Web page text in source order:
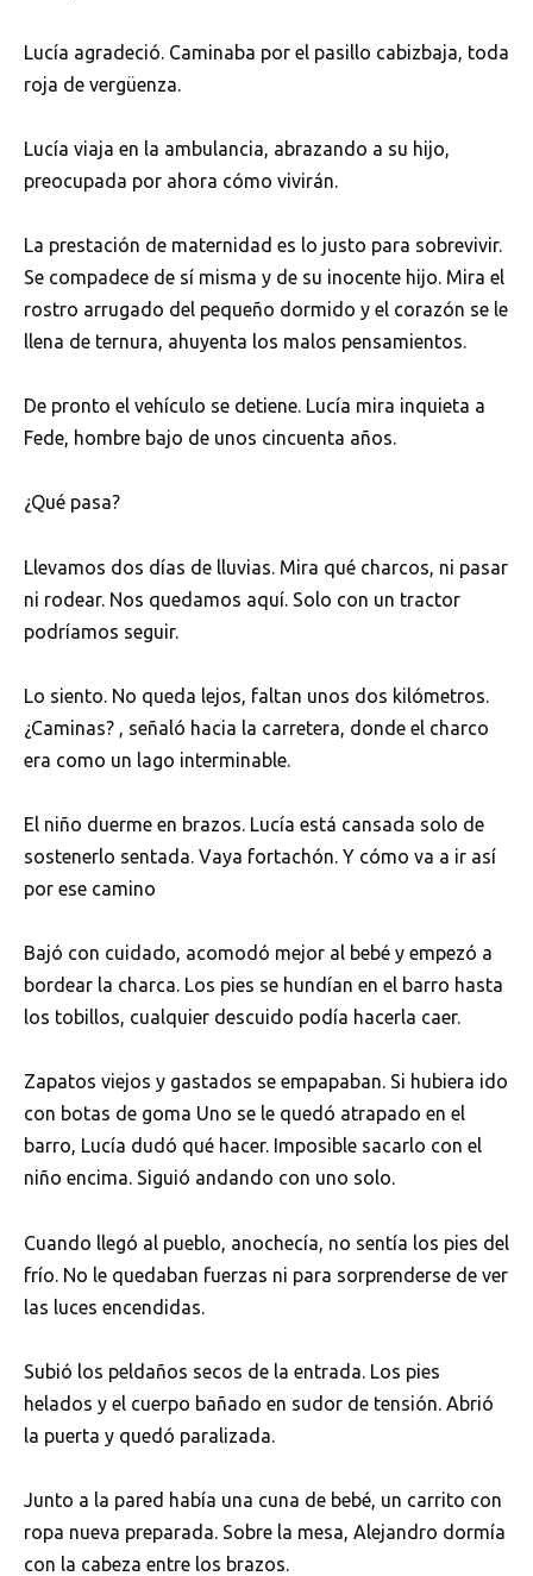
Lucía agradeció. Caminaba por el pasillo cabizbaja, toda
roja de vergüenza.
Lucía viaja en la ambulancia, abrazando a su hijo,
preocupada por ahora cómo vivirán.
La prestación de maternidad es lo justo para sobrevivir.
Se compadece de sí misma y de su inocente hijo. Mira el
rostro arrugado del pequeño dormido y el corazón se le
llena de ternura, ahuyenta los malos pensamientos.
De pronto el vehículo se detiene. Lucía mira inquieta a
Fede, hombre bajo de unos cincuenta años.
¿Qué pasa?
Llevamos dos días de lluvias. Mira qué charcos, ni pasar
ni rodear. Nos quedamos aquí. Solo con un tractor
podríamos seguir.
Lo siento. No queda lejos, faltan unos dos kilómetros.
¿Caminas? , señaló hacia la carretera, donde el charco
era como un lago interminable.
El niño duerme en brazos. Lucía está cansada solo de
sostenerlo sentada. Vaya fortachón. Y cómo va a ir así
por ese camino
Bajó con cuidado, acomodó mejor al bebé y empezó a
bordear la charca. Los pies se hundían en el barro hasta
los tobillos, cualquier descuido podía hacerla caer.
Zapatos viejos y gastados se empapaban. Si hubiera ido
con botas de goma Uno se le quedó atrapado en el
barro, Lucía dudó qué hacer. Imposible sacarlo con el
niño encima. Siguió andando con uno solo.
Cuando llegó al pueblo, anochecía, no sentía los pies del
frío. No le quedaban fuerzas ni para sorprenderse de ver
las luces encendidas.
Subió los peldaños secos de la entrada. Los pies
helados y el cuerpo bañado en sudor de tensión. Abrió
la puerta y quedó paralizada.
Junto a la pared había una cuna de bebé, un carrito con
ropa nueva preparada. Sobre la mesa, Alejandro dormía
con la cabeza entre los brazos.